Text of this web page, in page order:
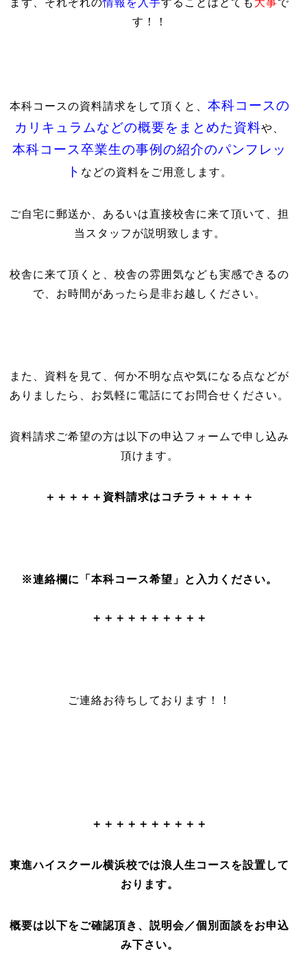
まず、それぞれの情報を入手することはとても 大事で
す！！
本科コースの資料請求をして頂くと、 本科コースの
カリキュラムなどの概要をまとめた資料や、
本科コース卒業生の事例の紹介のパンフレッ
ト などの資料をご用意します。
ご自宅に郵送か、あるいは直接校舎に来て頂いて、担
当スタッフが説明致します。
校舎に来て頂くと、校舎の雰囲気なども実感できるの
で、お時間があったら是非お越しください。
また、資料を見て、何か不明な点や気になる点などが
ありましたら、お気軽に電話にてお問合せください。
資料請求ご希望の方は以下の申込フォームで申し込み
頂けます。
＋＋＋＋＋資料請求はコチラ＋＋＋＋＋
※連絡欄に「本科コース希望」と入力ください。
＋＋＋＋＋＋＋＋＋＋
ご連絡お待ちしております！！
＋＋＋＋＋＋＋＋＋＋
東進ハイスクール横浜校では浪人生コースを設置して
おります。
概要は以下をご確認頂き、説明会／個別面談をお申込
み下さい。